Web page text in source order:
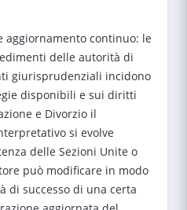
aggiornamento continuo: le
delle autorità di
giurisprudenziali incidono
disponibili e sui diritti
e Divorzio il
si evolve
delle Sezioni Unite o
può modificare in modo
di successo di una certa